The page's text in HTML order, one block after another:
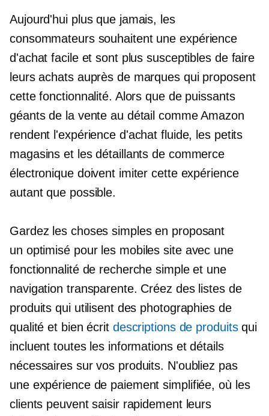
Aujourd'hui plus que jamais, les
consommateurs souhaitent une expérience
d'achat facile et sont plus susceptibles de faire
leurs achats auprès de marques qui proposent
cette fonctionnalité. Alors que de puissants
géants de la vente au détail comme Amazon
rendent l'expérience d'achat fluide, les petits
magasins et les détaillants de commerce
électronique doivent imiter cette expérience
autant que possible.
Gardez les choses simples en proposant
un optimisé pour les mobiles site avec une
fonctionnalité de recherche simple et une
navigation transparente. Créez des listes de
produits qui utilisent des photographies de
qualité et bien écrit descriptions de produitsqui
incluent toutes les informations et détails
nécessaires sur vos produits. N'oubliez pas
une expérience de paiement simplifiée, où les
clients peuvent saisir rapidement leurs